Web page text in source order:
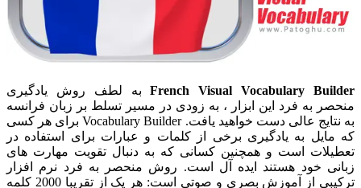
French Visual Vocabulary Builderبه لطف روش یادگیری
منحصر به فرد این ابزار ، به زودی در مسیر تسلط بر زبان فرانسه
به نتایج عالی دست خواهید یافت. Vocabulary Builder برای هر کسی
که مایل به یادگیری برخی از کلمات و عبارات برای استفاده در
تعطیلات است و همچنین کسانی که به دنبال تقویت مهارت های
زبانی خود هستند ایده آل است. روش منحصر به فرد نرم افزار
ترکیبی از آموزش بصری و صوتی است: هر یک از تقریبا 2000 کلمه